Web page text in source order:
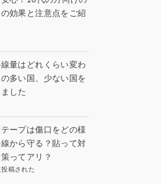
効果と注意点をご紹
量はどれくらい変わ
多い国、少ない国を
した
ープは傷口をどの様
から守る？貼って対
ってアリ？
稿された